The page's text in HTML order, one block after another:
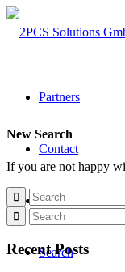
Partners
Contact
Deutsch
Search
New Search
If you are not happy
Recent Posts